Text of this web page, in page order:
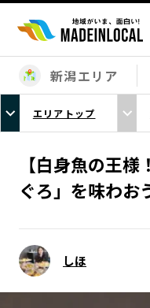
エリアから探す
北海道エリア
岩手エリア
秋田エリア
福島エリア
栃木エリア
埼玉エリア
東京23区エリア
新潟エリア
エリアトップ
【白身魚の王
ぐろ」を味わお
しほ